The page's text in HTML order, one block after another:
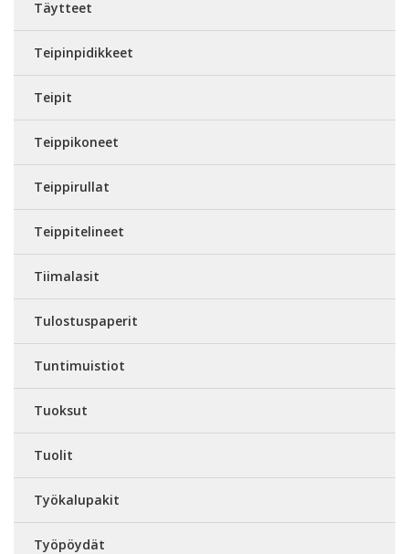
Täytteet
Teipinpidikkeet
Teipit
Teippikoneet
Teippirullat
Teippitelineet
Tiimalasit
Tulostuspaperit
Tuntimuistiot
Tuoksut
Tuolit
Työkalupakit
Työpöydät